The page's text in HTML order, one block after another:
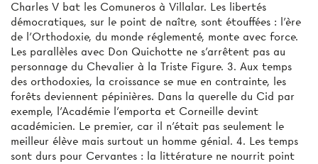
Charles V bat les Comuneros à Villalar. Les libertés
démocratiques, sur le point de naître, sont étouffées : l'ère
de l'Orthodoxie, du monde réglementé, monte avec force.
Les parallèles avec Don Quichotte ne s'arrêtent pas au
personnage du Chevalier à la Triste Figure. 3. Aux temps
des orthodoxies, la croissance se mue en contrainte, les
forêts deviennent pépinières. Dans la querelle du Cid par
exemple, l'Académie l'emporta et Corneille devint
académicien. Le premier, car il n'était pas seulement le
meilleur élève mais surtout un homme génial. 4. Les temps
sont durs pour Cervantes : la littérature ne nourrit point